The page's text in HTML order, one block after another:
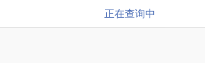
正在查询中